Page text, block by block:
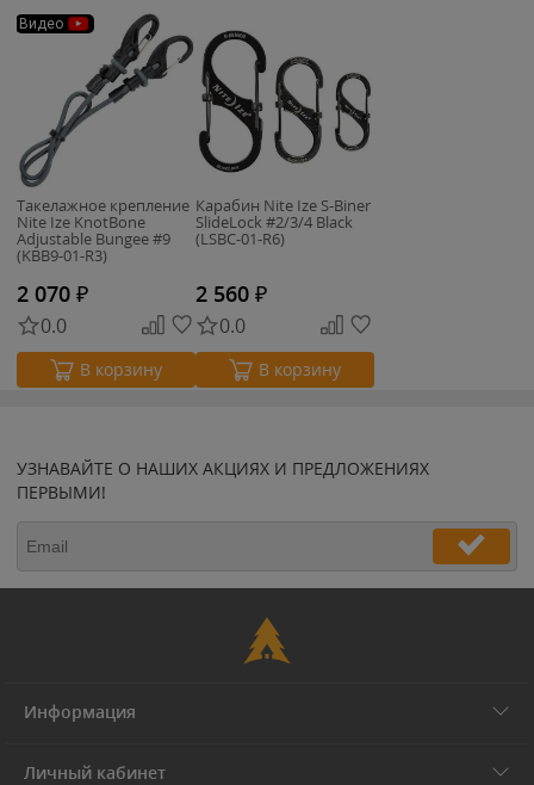
Видео
Такелажное крепление
Nite Ize KnotBone
Adjustable Bungee #9
(KBB9-01-R3)
2 070 ₽
0.0
В корзину
Карабин Nite Ize S-Biner
SlideLock #2/3/4 Black
(LSBC-01-R6)
2 560 ₽
0.0
В корзину
УЗНАВАЙТЕ О НАШИХ АКЦИЯХ И ПРЕДЛОЖЕНИЯХ
ПЕРВЫМИ!
Информация
Личный кабинет